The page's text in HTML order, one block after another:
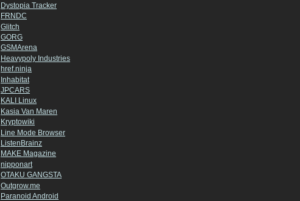
Dystopia Tracker
FRNDC
Glitch
GORG
GSMArena
Heavypoly Industries
href.ninja
Inhabitat
JPCARS
KALI Linux
Kasia Van Maren
Kryptowiki
Line Mode Browser
ListenBrainz
MAKE Magazine
nipponart
OTAKU GANGSTA
Outgrow.me
Paranoid Android